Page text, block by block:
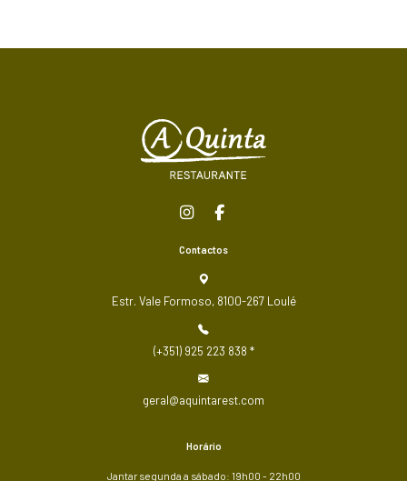
Contactos
Estr. Vale Formoso, 8100-267 Loulé
(+351) 925 223 838 *
geral@aquintarest.com
Horário
Jantarsegunda a sábado: 19h00 - 22h00